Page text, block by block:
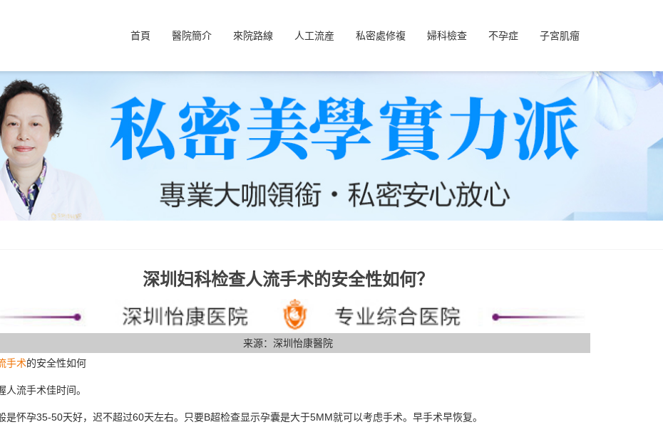
首頁 醫院簡介 來院路線 人工流産 私密處修複 婦科檢查 不孕症 子宮肌瘤
深圳妇科检查人流手术的安全性如何？
来源：深圳怡康醫院
手术的安全性如何
人流手术佳时间。
是怀孕35-50天好，迟不超过60天左右。只要B超检查显示孕囊是大于5MM就可以考虑手术。早手术早恢复。